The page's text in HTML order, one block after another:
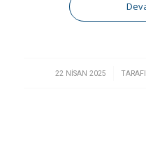
22 NISAN 2025
/